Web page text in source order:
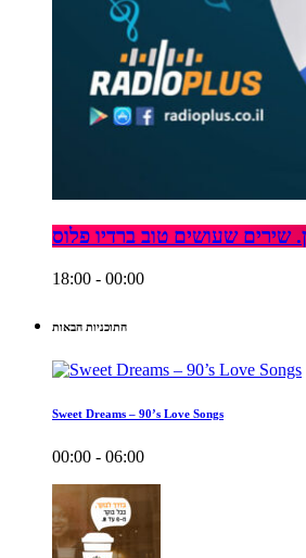
שירים שעושים טוב ברדיו פלוס
18:00 - 00:00
התוכניות הבאות
Sweet Dreams – 90’s Love Songs
00:00 - 06:00